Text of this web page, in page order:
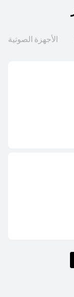
الأجهزة الصوتية